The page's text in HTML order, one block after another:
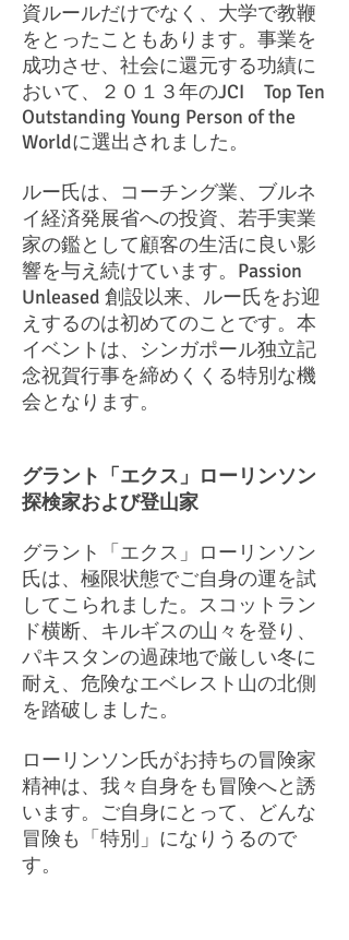
資ルールだけでなく、大学で教鞭
をとったこともあります。事業を
成功させ、社会に還元する功績に
おいて、２０１３年のJCI Top Ten
Outstanding Young Person of the
Worldに選出されました。
ルー氏は、コーチング業、ブルネ
イ経済発展省への投資、若手実業
家の鑑として顧客の生活に良い影
響を与え続けています。Passion
Unleased 創設以来、ルー氏をお迎
えするのは初めてのことです。本
イベントは、シンガポール独立記
念祝賀行事を締めくくる特別な機
会となります。
グラント「エクス」ローリンソン
探検家および登山家
グラント「エクス」ローリンソン
氏は、極限状態でご自身の運を試
してこられました。スコットラン
ド横断、キルギスの山々を登り、
パキスタンの過疎地で厳しい冬に
耐え、危険なエベレスト山の北側
を踏破しました。
ローリンソン氏がお持ちの冒険家
精神は、我々自身をも冒険へと誘
います。ご自身にとって、どんな
冒険も「特別」になりうるので
す。